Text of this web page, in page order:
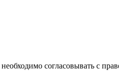
согласовывать с